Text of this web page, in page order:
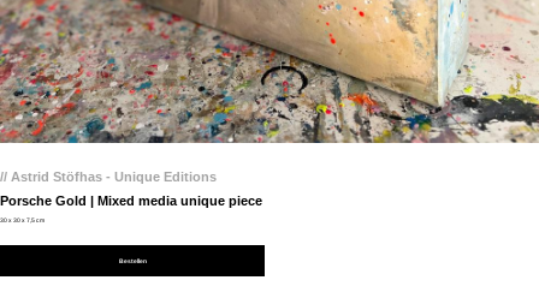
// Astrid Stöfhas - Unique Editions
Porsche Gold | Mixed media unique piece
30 x 30 x 7,5 cm
Bestellen